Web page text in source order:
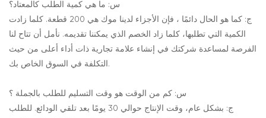
س: ما هي كمية الطلب كالمعتاد؟
ج: كما هو الحال دائمًا ، فإن الأجزاء لدينا موك هي 200 قطعة. كلما زادت
الكمية التي تطلبها، كلما زاد الخصم الذي يمكننا تقديمه. نأمل أن تتاح لنا
الفرصة لمساعدة شركتك في إنشاء علامة تجارية ذات أداء أعلى من حيث
التكلفة في السوق الخاص بك.
س: كم من الوقت هو وقت التسليم للطلب بالجملة ؟
ج: بشكل عام، وقت الإنتاج حوالي 30 يومًا بعد تلقي الودائع. للطلب